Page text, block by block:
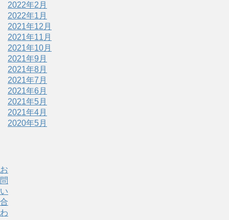
2022年2月
2022年1月
2021年12月
2021年11月
2021年10月
2021年9月
2021年8月
2021年7月
2021年6月
2021年5月
2021年4月
2020年5月
お
問
い
合
わ